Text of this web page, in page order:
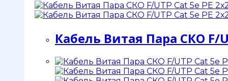
Кабель Витая Пара СКО F/